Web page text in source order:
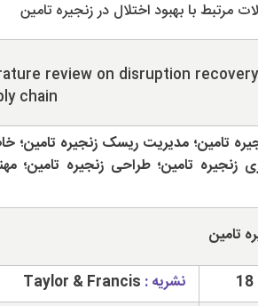
مرتبط با بهبود اختلال در زنجیره تامین
review on disruption
chain
تامین؛ مدیریت ریسک زنجیره تامین؛
زنجیره تامین؛ طراحی زنجیره تامین؛
تامین
18 نشریه : Taylor & Francis